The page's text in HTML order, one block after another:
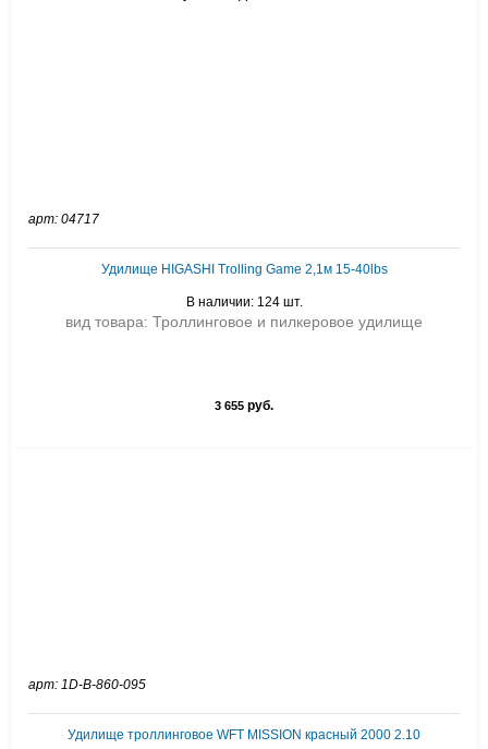
арт: 04717
Удилище HIGASHI Trolling Game 2,1м 15-40lbs
В наличии: 124 шт.
вид товара: Троллинговое и пилкеровое удилище
3 655 руб.
арт: 1D-B-860-095
Удилище троллинговое WFT MISSION красный 2000 2.10